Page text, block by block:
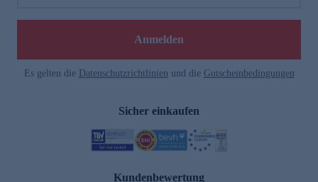
Anmelden
Es gelten die Datenschutzrichtlinien und die Gutscheinbedingungen
Sicher einkaufen
Kundenbewertung